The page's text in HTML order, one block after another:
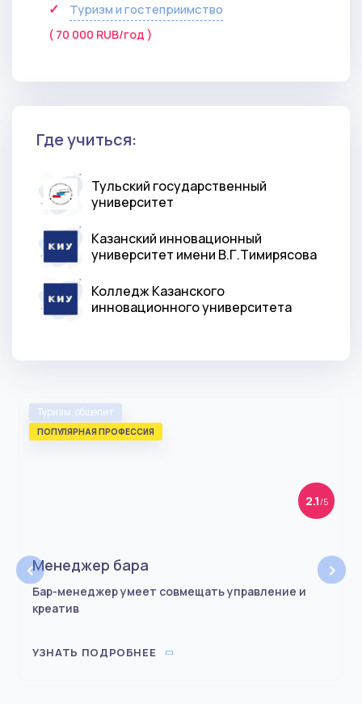
Туризм и гостеприимство
( 70 000 RUB/год )
Где учиться:
Тульский государственный
университет
Казанский инновационный
университет имени В.Г.Тимирясова
Колледж Казанского
инновационного университета
‹
Туризм, общепит
ПОПУЛЯРНАЯ ПРОФЕССИЯ
2.1/5
Менеджер бара
Бар-менеджер умеет совмещать управление и
креатив
УЗНАТЬ ПОДРОБНЕЕ
›